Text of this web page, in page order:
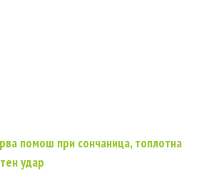
помош при сончаница, топлотна
удар